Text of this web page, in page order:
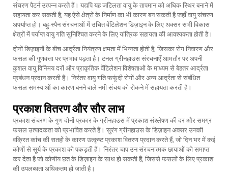
संचरण पैटर्न उत्पन्न करते हैं। यद्यपि यह जटिलता वायु के तापमान को अधिक स्थिर बनाने में
सहायता कर सकती है, यह ऐसे क्षेत्रों के निर्माण का भी कारण बन सकती है जहाँ वायु संचरण
अपर्याप्त हो। बहु-स्पैन संरचनाओं में उचित वेंटिलेशन डिज़ाइन के लिए अक्सर सभी विकास
क्षेत्रों में पर्याप्त वायु गति सुनिश्चित करने के लिए यांत्रिक सहायता की आवश्यकता होती है।
दोनों डिज़ाइनों के बीच आर्द्रता नियंत्रण क्षमता में भिन्नता होती है, जिसका रोग निवारण और
फसल की गुणवत्ता पर प्रभाव पड़ता है। टनल ग्रीनहाउस संरचनाएँ आमतौर पर अपनी
कुशल वायु विनिमय दरों और प्राकृतिक वेंटिलेशन विशेषताओं के माध्यम से बेहतर आर्द्रता
प्रबंधन प्रदान करती हैं। निरंतर वायु गति फफूंदी रोगों और अन्य आर्द्रता से संबंधित
फसल समस्याओं का कारण बनने वाले नमी संचय को रोकने में सहायता करती है।
प्रकाश वितरण और सौर लाभ
प्रकाश संचरण के गुण दोनों प्रकार के ग्रीनहाउस में प्रकाश संश्लेषण की दर और समग्र
फसल उत्पादकता को प्रभावित करते हैं। सुरंग ग्रीनहाउस के डिज़ाइन अक्सर उनकी
वक्रित कांच की सतहों के कारण उत्कृष्ट प्रकाश वितरण प्रदान करते हैं, जो दिन भर में कई
कोणों से सूर्य के प्रकाश को पकड़ती हैं। निरंतर चाप उन संरचनात्मक छायाओं को समाप्त
कर देता है जो कोणीय छत के डिज़ाइन के साथ हो सकती हैं, जिससे फसलों के लिए प्रकाश
की उपलब्धता अधिकतम हो जाती है।